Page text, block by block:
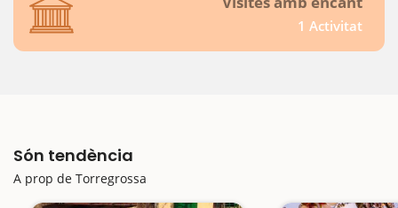
1 Activitat
Són tendència
A prop de Torregrossa